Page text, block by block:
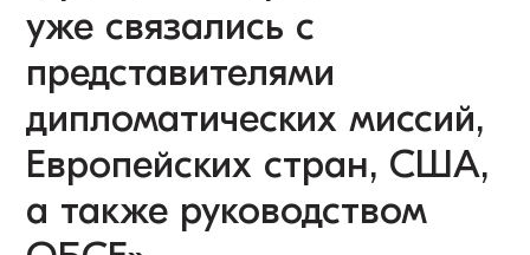
уже связались с
представителями
дипломатических миссий,
Европейских стран, США,
а также руководством